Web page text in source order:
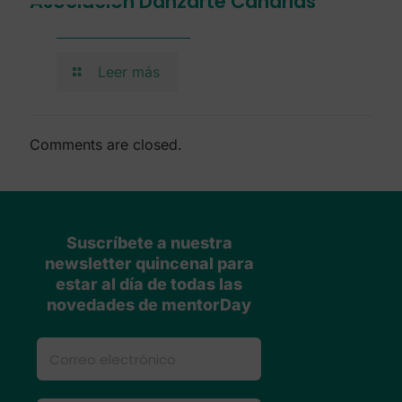
Leer más
Comments are closed.
Suscríbete a nuestra
newsletter quincenal para
estar al día de todas las
novedades de mentorDay